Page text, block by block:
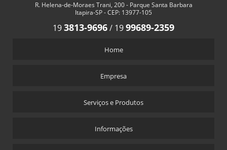
R. Helena-de-Moraes Trani, 200 - Parque Santa Barbara
Itapira-SP - CEP: 13977-105
193813-9696/ 1999689-2359
Home
Empresa
Serviços e Produtos
Informações